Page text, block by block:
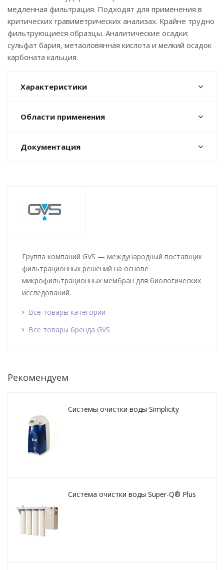
медленная фильтрация. Подходят для применения в
критических гравиметрических анализах. Крайне трудно
фильтрующиеся образцы. Аналитические осадки:
сульфат бария, метаоловянная кислота и мелкий осадок
карбоната кальция.
Характеристики
Области применения
Документация
Группа компаний GVS — международный поставщик
фильтрационных решений на основе
микрофильтрационных мембран для биологических
исследований.
Все товары категории
Все товары бренда GVS
Рекомендуем
Системы очистки воды Simplicity
Система очистки воды Super-Q® Plus